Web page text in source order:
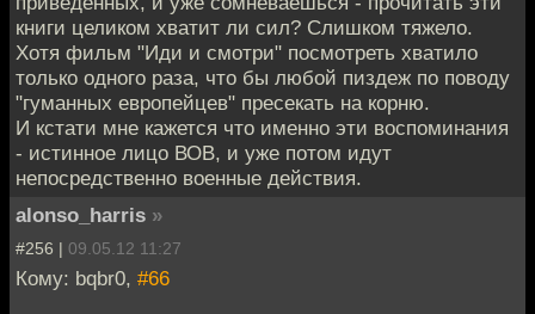
книги целиком хватит ли сил? Слишком тяжело.
Хотя фильм "Иди и смотри" посмотреть хватило
только одного раза, что бы любой пиздеж по поводу
"гуманных европейцев" пресекать на корню.
И кстати мне кажется что именно эти воспоминания
- истинное лицо ВОВ, и уже потом идут
непосредственно военные действия.
alonso_harris »
#256 | 09.05.12 11:27
Кому: bqbr0, #66